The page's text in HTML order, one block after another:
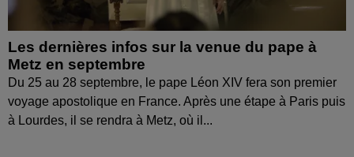
Les dernières infos sur la venue du pape à
Metz en septembre
Du 25 au 28 septembre, le pape Léon XIV fera son premier
voyage apostolique en France. Après une étape à Paris puis
à Lourdes, il se rendra à Metz, où il...